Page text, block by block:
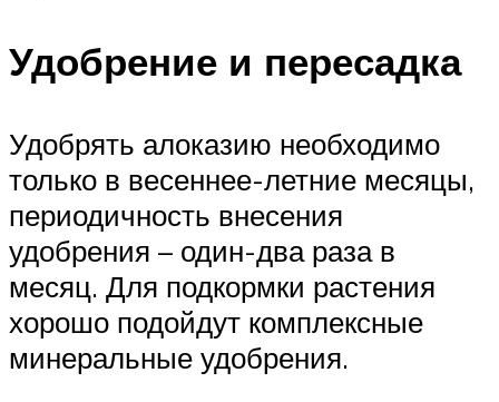
Удобрение и пересадка
Удобрять алоказию необходимо
только в весеннее-летние месяцы,
периодичность внесения
удобрения – один-два раза в
месяц. Для подкормки растения
хорошо подойдут комплексные
минеральные удобрения.